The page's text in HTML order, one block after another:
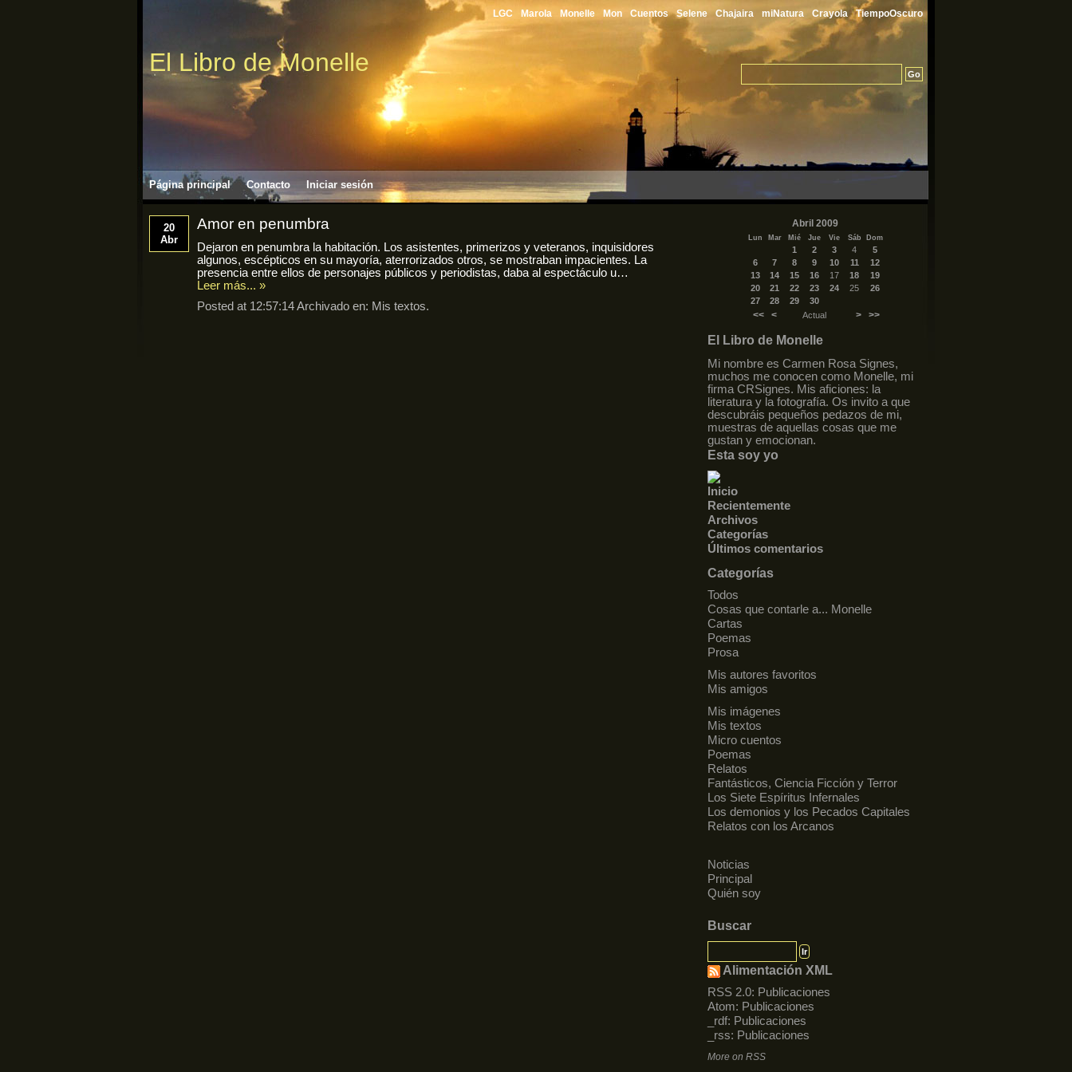
LGC Marola Monelle Mon Cuentos Selene Chajaira miNatura Crayola TiempoOscuro
El Libro de Monelle
Página principal Contacto Iniciar sesión
Abril 2009
Lun Mar Mié Jue Vie Sáb Dom
1 2 3 4
5
6
7 8 9 10 11
12
13
14 15 16 17 18
19
20
21 22 23 24 25
26
27
28 29 30
<< < Actual > >>
El Libro de Monelle
Mi nombre es Carmen Rosa Signes,
muchos me conocen como Monelle, mi
firma CRSignes. Mis aficiones: la
literatura y la fotografía. Os invito a que
descubráis pequeños pedazos de mi,
muestras de aquellas cosas que me
gustan y emocionan.
Esta soy yo
Inicio
Recientemente
Archivos
Categorías
Últimos comentarios
Categorías
Todos
Cosas que contarle a... Monelle
Cartas
Poemas
Prosa
Mis autores favoritos
Mis amigos
Mis imágenes
Mis textos
Micro cuentos
Poemas
Relatos
Fantásticos, Ciencia Ficción y Terror
Los Siete Espíritus Infernales
Los demonios y los Pecados Capitales
Relatos con los Arcanos
Noticias
Principal
Quién soy
Buscar
Alimentación XML
RSS 2.0: Publicaciones
Atom: Publicaciones
_rdf: Publicaciones
_rss: Publicaciones
More on RSS
20
Abr
Amor en penumbra
Dejaron en penumbra la habitación. Los asistentes, primerizos y veteranos, inquisidores
algunos, escépticos en su mayoría, aterrorizados otros, se mostraban impacientes. La
presencia entre ellos de personajes públicos y periodistas, daba al espectáculo u…
Leer más... »
Posted at 12:57:14 Archivado en: Mis textos.